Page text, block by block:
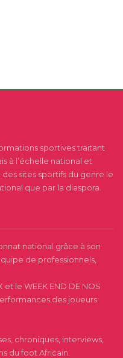
sportives traitant
à l’échelle national et
sites sportifs du genre le
que par la diaspora.
national grâce à son
de professionnels,
et le WEEK END DE NOS
des joueurs
chroniques, interviews,
du foot Africain.